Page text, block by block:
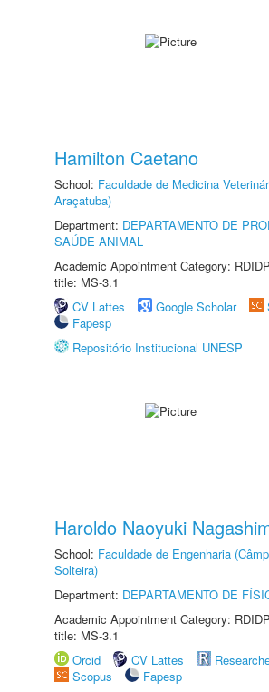
Hamilton Caetano
School: Faculdade de Medicina
Araçatuba)
Department: DEPARTAMENTO DE
SAÚDE ANIMAL
Academic Appointment Category:
title: MS-3.1
CV Lattes
Google Scholar
Fapesp
Repositório Institucional UNESP
Haroldo Naoyuki
School: Faculdade de Engenharia
Solteira)
Department: DEPARTAMENTO DE
Academic Appointment Category:
title: MS-3.1
Orcid
CV Lattes
Scopus
Fapesp